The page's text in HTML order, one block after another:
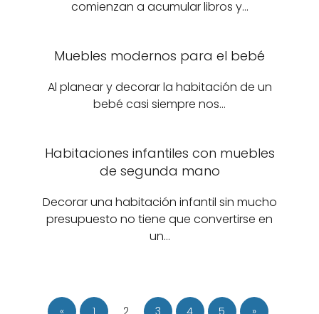
comienzan a acumular libros y…
Muebles modernos para el bebé
Al planear y decorar la habitación de un
bebé casi siempre nos…
Habitaciones infantiles con muebles
de segunda mano
Decorar una habitación infantil sin mucho
presupuesto no tiene que convertirse en
un…
« 1 2 3 4 5 »